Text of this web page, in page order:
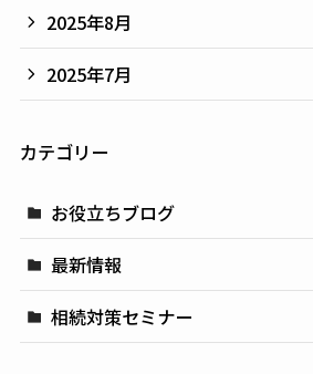
2025年8月
2025年7月
カテゴリー
お役立ちブログ
最新情報
相続対策セミナー